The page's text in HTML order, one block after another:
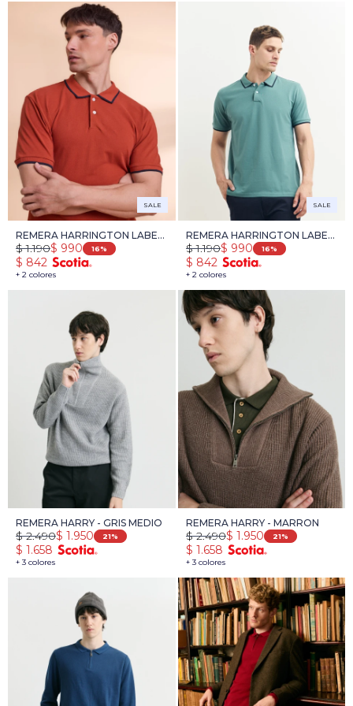
SALE
REMERA HARRINGTON LABEL
- ROJO
+ 2 colores
$ 990
$ 1.190 16
$ 842
SALE
REMERA HARRINGTON LABEL
- PETROLEO
+ 2 colores
$ 990
$ 1.190 16
$ 842
REMERA HARRY - GRIS MEDIO
+ 3 colores
$ 1.950
$ 2.490 21
$ 1.658
REMERA HARRY - MARRON
+ 3 colores
$ 1.950
$ 2.490 21
$ 1.658